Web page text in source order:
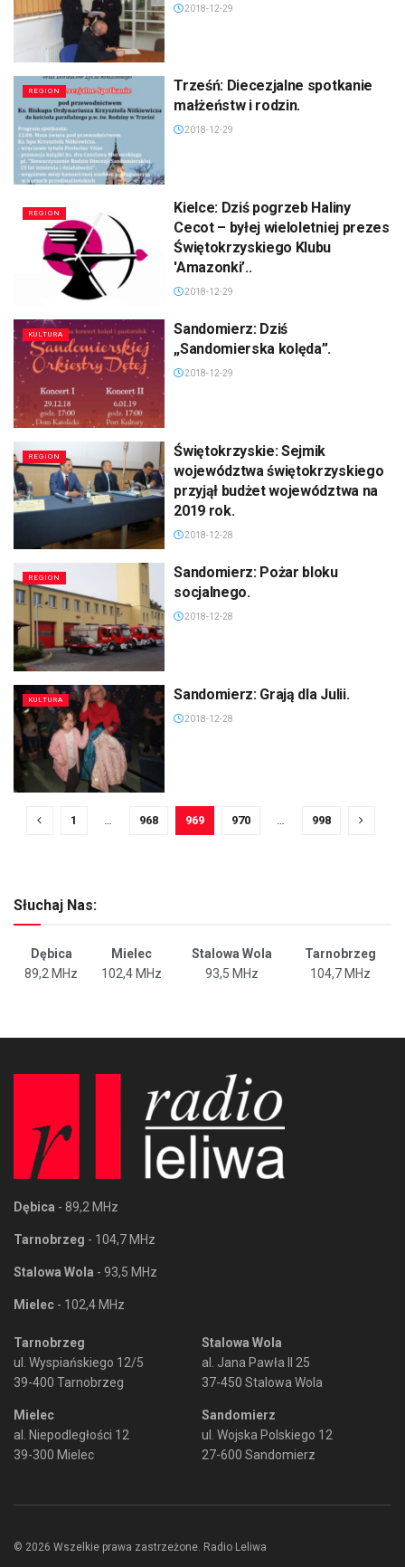
2018-12-29
REGION
Trześń: Diecezjalne spotkanie
małżeństw i rodzin.
2018-12-29
REGION
Kielce: Dziś pogrzeb Haliny
Cecot – byłej wieloletniej prezes
Świętokrzyskiego Klubu
'Amazonki’..
2018-12-29
KULTURA
Sandomierz: Dziś
„Sandomierska kolęda”.
2018-12-29
REGION
Świętokrzyskie: Sejmik
województwa świętokrzyskiego
przyjął budżet województwa na
2019 rok.
2018-12-28
REGION
Sandomierz: Pożar bloku
socjalnego.
2018-12-28
KULTURA Sandomierz: Grają dla Julii.
2018-12-28
1 … 968 969 970 … 998
Słuchaj Nas:
Dębica Mielec Stalowa Wola
Tarnobrzeg
89,2 MHz
102,4 MHz 93,5 MHz 104,7 MHz
Dębica - 89,2 MHz
Tarnobrzeg - 104,7 MHz
Stalowa Wola - 93,5 MHz
Mielec - 102,4 MHz
Tarnobrzeg
ul. Wyspiańskiego 12/5
39-400 Tarnobrzeg
Mielec
al. Niepodległości 12
39-300 Mielec
Stalowa Wola
al. Jana Pawła II 25
37-450 Stalowa Wola
Sandomierz
ul. Wojska Polskiego 12
27-600 Sandomierz
© 2026 Wszelkie prawa zastrzeżone. Radio Leliwa